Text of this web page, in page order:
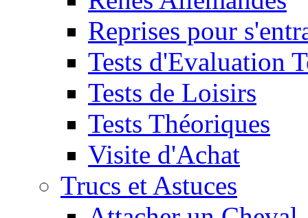
Reprises pour
Tests d'Evaluation
Tests de Loisirs
Tests Théoriques
Visite d'Achat
Trucs et Astuces